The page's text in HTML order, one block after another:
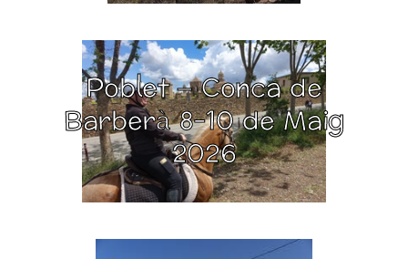
Poblet – Conca de
Barberà 8-10 de Maig
2026